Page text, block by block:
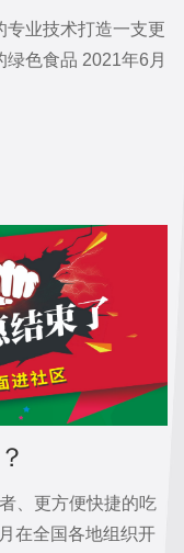
专业技术打造一支更
色食品 2021年6月
、更方便快捷的吃
在全国各地组织开